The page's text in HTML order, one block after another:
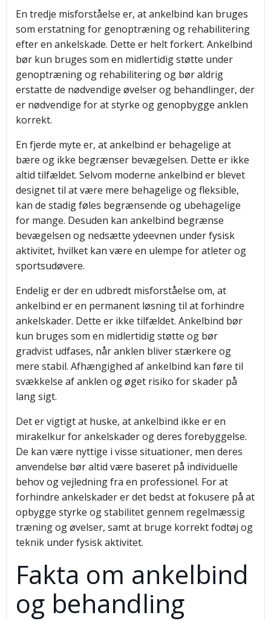
En tredje misforståelse er, at ankelbind kan bruges
som erstatning for genoptræning og rehabilitering
efter en ankelskade. Dette er helt forkert. Ankelbind
bør kun bruges som en midlertidig støtte under
genoptræning og rehabilitering og bør aldrig
erstatte de nødvendige øvelser og behandlinger, der
er nødvendige for at styrke og genopbygge anklen
korrekt.
En fjerde myte er, at ankelbind er behagelige at
bære og ikke begrænser bevægelsen. Dette er ikke
altid tilfældet. Selvom moderne ankelbind er blevet
designet til at være mere behagelige og fleksible,
kan de stadig føles begrænsende og ubehagelige
for mange. Desuden kan ankelbind begrænse
bevægelsen og nedsætte ydeevnen under fysisk
aktivitet, hvilket kan være en ulempe for atleter og
sportsudøvere.
Endelig er der en udbredt misforståelse om, at
ankelbind er en permanent løsning til at forhindre
ankelskader. Dette er ikke tilfældet. Ankelbind bør
kun bruges som en midlertidig støtte og bør
gradvist udfases, når anklen bliver stærkere og
mere stabil. Afhængighed af ankelbind kan føre til
svækkelse af anklen og øget risiko for skader på
lang sigt.
Det er vigtigt at huske, at ankelbind ikke er en
mirakelkur for ankelskader og deres forebyggelse.
De kan være nyttige i visse situationer, men deres
anvendelse bør altid være baseret på individuelle
behov og vejledning fra en professionel. For at
forhindre ankelskader er det bedst at fokusere på at
opbygge styrke og stabilitet gennem regelmæssig
træning og øvelser, samt at bruge korrekt fodtøj og
teknik under fysisk aktivitet.
Fakta om ankelbind
og behandling